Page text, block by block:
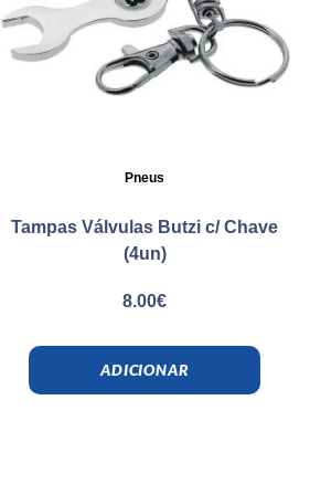
Pneus
Tampas Válvulas Butzi c/ Chave
(4un)
8.00€
ADICIONAR